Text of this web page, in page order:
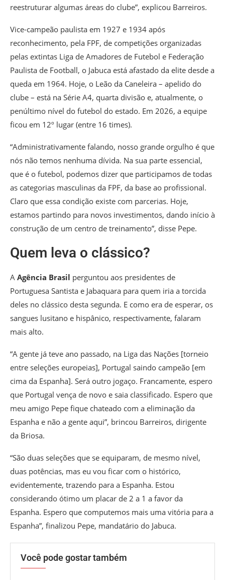
reestruturar algumas áreas do clube”, explicou Barreiros.
Vice-campeão paulista em 1927 e 1934 após
reconhecimento, pela FPF, de competições organizadas
pelas extintas Liga de Amadores de Futebol e Federação
Paulista de Football, o Jabuca está afastado da elite desde a
queda em 1964. Hoje, o Leão da Caneleira – apelido do
clube – está na Série A4, quarta divisão e, atualmente, o
penúltimo nível do futebol do estado. Em 2026, a equipe
ficou em 12º lugar (entre 16 times).
“Administrativamente falando, nosso grande orgulho é que
nós não temos nenhuma dívida. Na sua parte essencial,
que é o futebol, podemos dizer que participamos de todas
as categorias masculinas da FPF, da base ao profissional.
Claro que essa condição existe com parcerias. Hoje,
estamos partindo para novos investimentos, dando início à
construção de um centro de treinamento”, disse Pepe.
Quem leva o clássico?
A Agência Brasil perguntou aos presidentes de
Portuguesa Santista e Jabaquara para quem iria a torcida
deles no clássico desta segunda. E como era de esperar, os
sangues lusitano e hispânico, respectivamente, falaram
mais alto.
“A gente já teve ano passado, na Liga das Nações [torneio
entre seleções europeias], Portugal saindo campeão [em
cima da Espanha]. Será outro jogaço. Francamente, espero
que Portugal vença de novo e saia classificado. Espero que
meu amigo Pepe fique chateado com a eliminação da
Espanha e não a gente aqui”, brincou Barreiros, dirigente
da Briosa.
“São duas seleções que se equiparam, de mesmo nível,
duas potências, mas eu vou ficar com o histórico,
evidentemente, trazendo para a Espanha. Estou
considerando ótimo um placar de 2 a 1 a favor da
Espanha. Espero que computemos mais uma vitória para a
Espanha”, finalizou Pepe, mandatário do Jabuca.
Você pode gostar também